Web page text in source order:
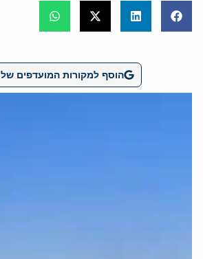
הוסף למקורות המועדפים של Google